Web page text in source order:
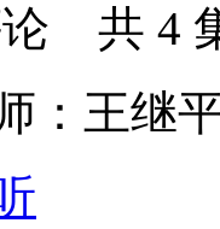
论 共 4
：王继